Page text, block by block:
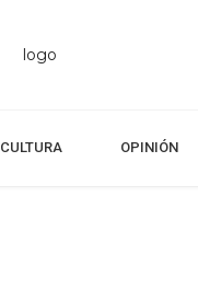
CULTURA OPINIÓN